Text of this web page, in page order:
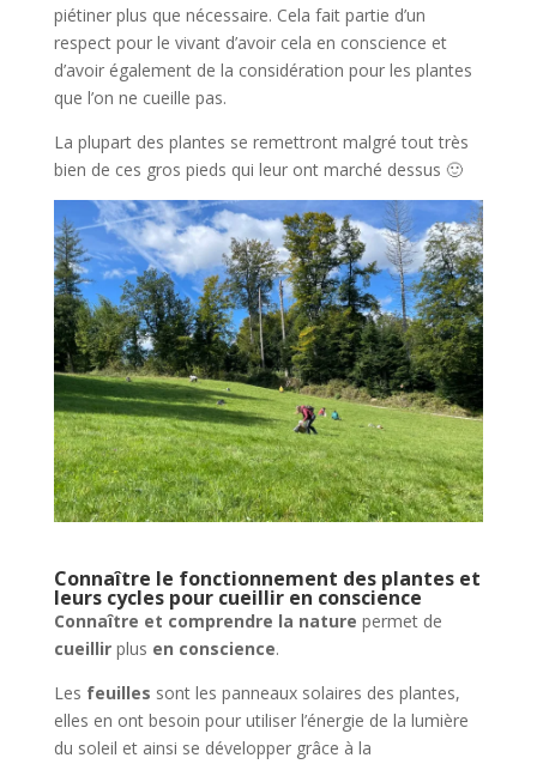
piétiner plus que nécessaire. Cela fait partie d’un
respect pour le vivant d’avoir cela en conscience et
d’avoir également de la considération pour les plantes
que l’on ne cueille pas.
La plupart des plantes se remettront malgré tout très
bien de ces gros pieds qui leur ont marché dessus 🙂
Connaître le fonctionnement des plantes et
leurs cycles pour cueillir en conscience
Connaître et comprendre la nature permet de
cueillirplus en conscience.
Les feuilles sont les panneaux solaires des plantes,
elles en ont besoin pour utiliser l’énergie de la lumière
du soleil et ainsi se développer grâce à la